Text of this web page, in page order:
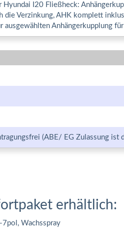
I20 Fließheck:
Verzinkung, AHK komplett
Anhängerkupplung
(ABE/ EG Zulassung ist
erhältlich:
Wachsspray